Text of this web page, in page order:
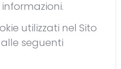
utilizzati nel Sito
seguenti